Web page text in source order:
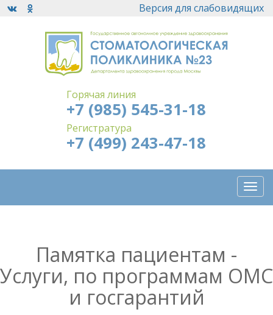
Версия для слабовидящих
Горячая линия
+7 (985) 545-31-18
Регистратура
+7 (499) 243-47-18
Памятка пациентам -
Услуги, по программам ОМС
и госгарантий